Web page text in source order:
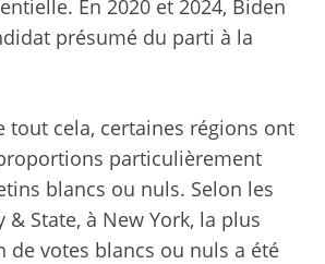
En 2020 et 2024, Biden
présumé du parti à la
tout cela, certaines régions ont
particulièrement
blancs ou nuls. Selon les
& State, à New York, la plus
votes blancs ou nuls a été